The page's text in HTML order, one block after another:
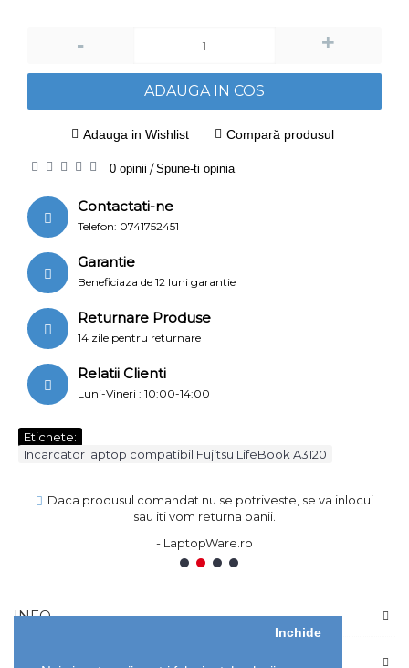
Inchide
- +
ADAUGA IN COS
Adauga in Wishlist Compară produsul
0 opinii /Spune-ti opinia
Contactati-ne
Telefon: 0741752451
Garantie
Beneficiaza de 12 luni garantie
Returnare Produse
14 zile pentru returnare
Relatii Clienti
Luni-Vineri : 10:00-14:00
Etichete:
Incarcator laptop compatibil Fujitsu LifeBook A3120
Daca produsul comandat nu se potriveste, se va inlocui
sau iti vom returna banii.
- LaptopWare.ro
1
2 3 4
INFO
CONT